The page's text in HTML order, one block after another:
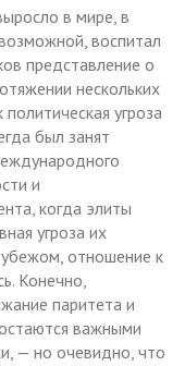
в мире, в
воспитал
представление о
нескольких
угроза
был занят
и
когда элиты
угроза их
отношение к
Конечно,
паритета и
важными
— но очевидно, что